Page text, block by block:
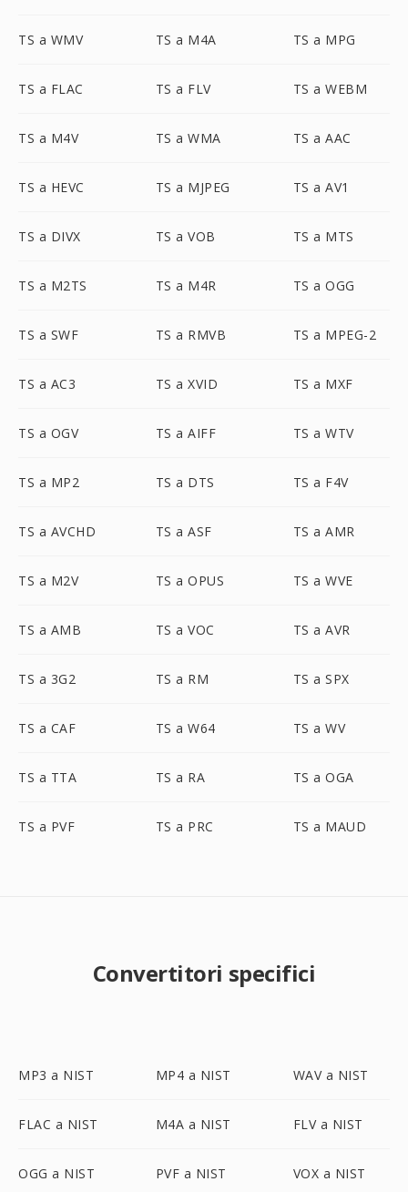
TS a WMV TS a M4A TS a MPG
TS a FLAC TS a FLV TS a WEBM
TS a M4V TS a WMA TS a AAC
TS a HEVC TS a MJPEG TS a AV1
TS a DIVX TS a VOB TS a MTS
TS a M2TS TS a M4R TS a OGG
TS a SWF TS a RMVB TS a MPEG-2
TS a AC3 TS a XVID TS a MXF
TS a OGV TS a AIFF TS a WTV
TS a MP2 TS a DTS TS a F4V
TS a AVCHD TS a ASF TS a AMR
TS a M2V TS a OPUS TS a WVE
TS a AMB TS a VOC TS a AVR
TS a 3G2 TS a RM TS a SPX
TS a CAF TS a W64 TS a WV
TS a TTA TS a RA TS a OGA
TS a PVF TS a PRC TS a MAUD
Convertitori specifici
MP3 a NIST MP4 a NIST WAV a NIST
FLAC a NIST M4A a NIST FLV a NIST
OGG a NIST PVF a NIST VOX a NIST